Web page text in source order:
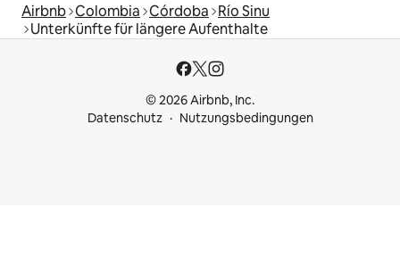
Airbnb Colombia Córdoba Río Sinu
Unterkünfte für längere Aufenthalte
© 2026 Airbnb, Inc.
Datenschutz
Nutzungsbedingungen